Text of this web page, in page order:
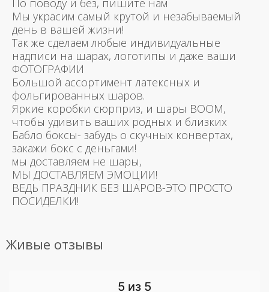
По поводу и без, пишите нам
Мы украсим самый крутой и незабываемый
день в вашей жизни!
Так же сделаем любые индивидуальные
надписи на шарах, логотипы и даже ваши
ФОТОГРАФИИ
Большой ассортимент латексных и
фольгированных шаров.
Яркие коробки сюрприз, и шары BOOM,
чтобы удивить ваших родных и близких
Бабло боксы- забудь о скучных конвертах,
закажи бокс с деньгами!
мы доставляем не шары,
МЫ ДОСТАВЛЯЕМ ЭМОЦИИ!
ВЕДЬ ПРАЗДНИК БЕЗ ШАРОВ-ЭТО ПРОСТО
ПОСИДЕЛКИ!
Живые отзывы
5 из 5